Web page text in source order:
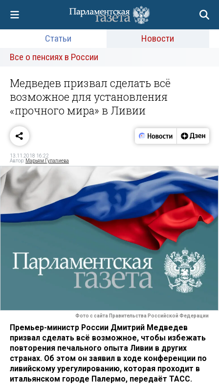
Статьи
Новости
Все о пенсиях в России
Медведев призвал сделать всё
возможное для установления
«прочного мира» в Ливии
13.11.2018 16:22
Автор: Марьям Гулалиева
Фото с сайта Правительства Российской Федерации
Премьер-министр России Дмитрий Медведев
призвал сделать всё возможное, чтобы избежать
повторения печального опыта Ливии в других
странах. Об этом он заявил в ходе конференции по
ливийскому урегулированию, которая проходит в
итальянском городе Палермо, передаёт ТАСС.